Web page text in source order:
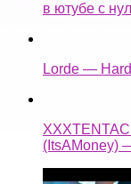
в ютубе с
Lorde —
(ItsAMoney)